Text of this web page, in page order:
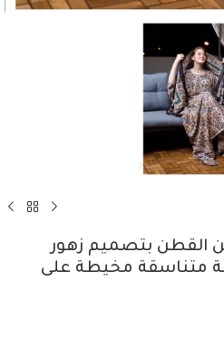
القطن بتصميم زهور
متناسقة مخيطة على